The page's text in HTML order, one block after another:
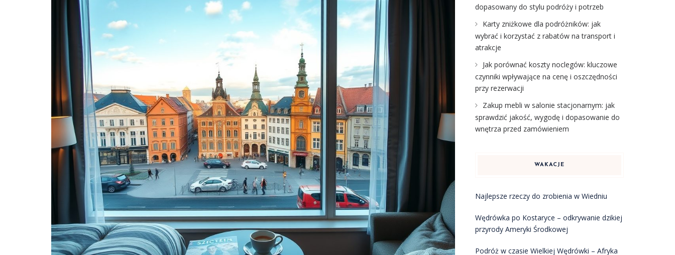
dopasowany do stylu podróży i potrzeb
Karty zniżkowe dla podróżników: jak
wybrać i korzystać z rabatów na transport i
atrakcje
Jak porównać koszty noclegów: kluczowe
czynniki wpływające na cenę i oszczędności
przy rezerwacji
Zakup mebli w salonie stacjonarnym: jak
sprawdzić jakość, wygodę i dopasowanie do
wnętrza przed zamówieniem
WAKACJE
Najlepsze rzeczy do zrobienia w Wiedniu
Wędrówka po Kostaryce – odkrywanie dzikiej
przyrody Ameryki Środkowej
Podróż w czasie Wielkiej Wędrówki – Afryka